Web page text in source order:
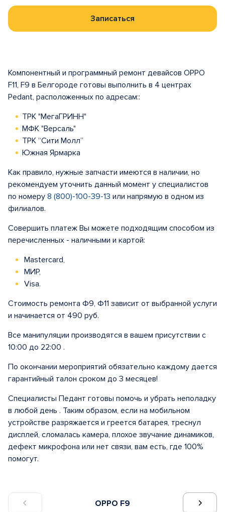
Записаться
OPPO F9
Компонентный и программный ремонт девайсов OPPO
F11, F9 в Белгороде готовы выполнить в 4 центрах
Pedant, расположенных по адресам::
ТРК "МегаГРИНН"
МФК "Версаль"
ТРК “Сити Молл”
Южная Ярмарка
Как правило, нужные запчасти имеются в наличии, но
рекомендуем уточнить данный момент у специалистов
по номеру 8 (800)-100-39-13 или напрямую в одном из
филиалов.
Совершить платеж Вы можете подходящим способом из
перечисленных - наличными и картой:
Mastercard,
МИР,
Visa.
Стоимость ремонта Ф9, Ф11 зависит от выбранной услуги
и начинается от 490 руб.
Все манипуляции производятся в вашем присутствии с
10:00 до 22:00 .
По окончании мероприятий обязательно каждому дается
гарантийный талон сроком до 3 месяцев!
Специалисты Педант готовы помочь и убрать неполадку
в любой день . Таким образом, если на мобильном
устройстве разряжается и греется батарея, треснул
дисплей, сломалась камера, плохое звучание динамиков,
дефект микрофона или нет связи, вам есть, где 100%
помогут.